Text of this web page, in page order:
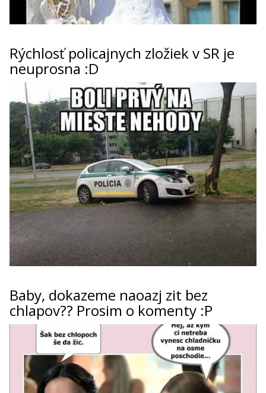
Rýchlosť policajnych zložiek v SR je
neuprosna :D
Baby, dokazeme naoazj zit bez
chlapov?? Prosim o komenty :P